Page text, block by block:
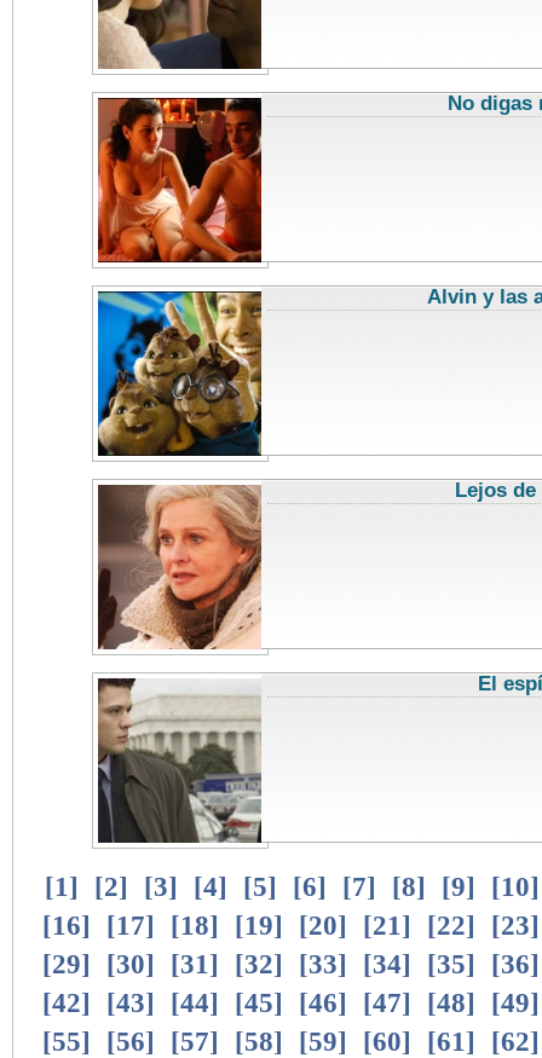
No digas
Alvin y las
Lejos de
El
[1] [2] [3] [4] [5] [6] [7] [8] [9] [10
[16] [17] [18] [19] [20] [21] [22] [23
[29] [30] [31] [32] [33] [34] [35] [36
[42] [43] [44] [45] [46] [47] [48] [49
[55] [56] [57] [58] [59] [60] [61] [62